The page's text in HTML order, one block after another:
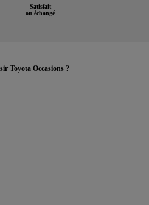
Satisfait
ou échangé
Toyota Occasions ?